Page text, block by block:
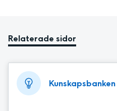
Relaterade sidor
Kunskapsbanken